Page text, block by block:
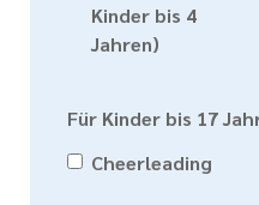
Kinder bis 4
Jahren)
Für Kinder bis 17
Cheerleading